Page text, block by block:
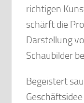
richtigen
schärft die
Darstellung
Schaubilder
Begeistert